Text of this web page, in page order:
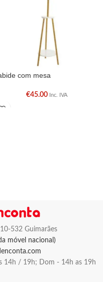
com mesa
€45.00 Inc. IVA
532 Guimarães
móvel nacional)
14h / 19h; Dom - 14h as 19h